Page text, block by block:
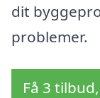
dit
problemer.
Få 3